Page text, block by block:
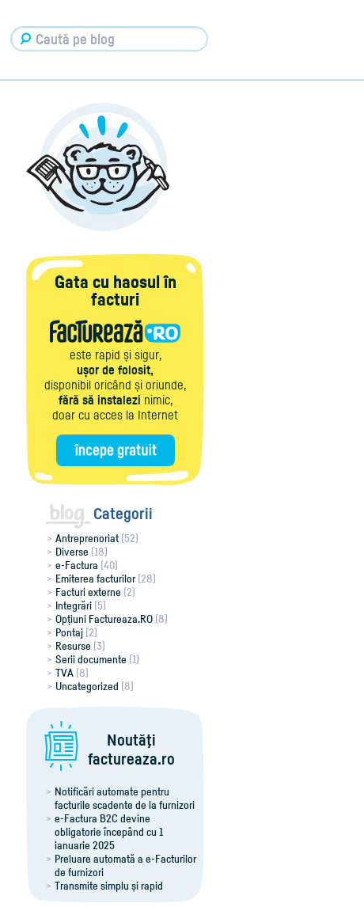
Gata cu haosul în
facturi
este rapid și sigur,
ușor de folosit,
disponibil oricând și oriunde,
fără să instalezi nimic,
doar cu acces la Internet
Categorii
Antreprenoriat (52)
Diverse (18)
e-Factura (40)
Emiterea facturilor(28)
Facturi externe (2)
Integrări (5)
Opțiuni Factureaza.RO (8)
Pontaj (2)
Resurse (3)
Serii documente (1)
TVA (8)
Uncategorized (8)
Noutăţi
factureaza.ro
Notificări automate pentru
facturile scadente de la furnizori
e-Factura B2C devine
obligatorie începând cu 1
ianuarie 2025
Preluare automată a e-Facturilor
de furnizori
Transmite simplu și rapid
notificările RO e-Transport